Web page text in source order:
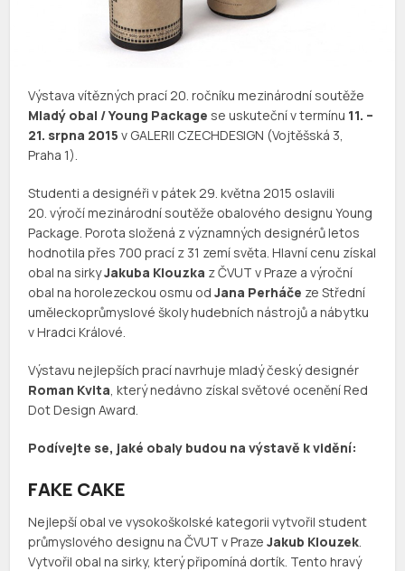
Výstava vítězných prací 20. ročníku mezinárodní soutěže
Mladý obal / Young Package se uskuteční v termínu 11. –
21. srpna 2015 v GALERII CZECHDESIGN (Vojtěšská 3,
Praha 1).
Studenti a designéři v pátek 29. května 2015 oslavili
20. výročí mezinárodní soutěže obalového designu Young
Package. Porota složená z významných designérů letos
hodnotila přes 700 prací z 31 zemí světa. Hlavní cenu získal
obal na sirkyJakuba Klouzka z ČVUT v Praze a výroční
obal na horolezeckou osmu odJana Perháče ze Střední
uměleckoprůmyslové školy hudebních nástrojů a nábytku
v Hradci Králové.
Výstavu nejlepších prací navrhuje mladý český designér
Roman Kvita, který nedávno získal světové ocenění Red
Dot Design Award.
Podívejte se, jaké obaly budou na výstavě k vidění:
FAKE CAKE
Nejlepší obal ve vysokoškolské kategorii vytvořil student
průmyslového designu na ČVUT v PrazeJakub Klouzek.
Vytvořil obal na sirky, který připomíná dortík. Tento hravý